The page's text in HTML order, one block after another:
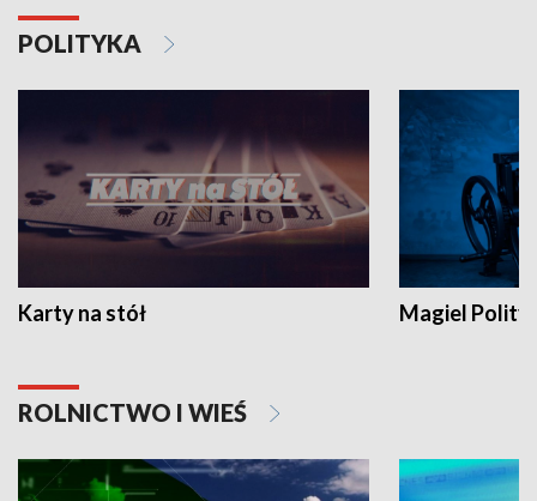
POLITYKA
Karty na stół Magiel
ROLNICTWO I WIEŚ